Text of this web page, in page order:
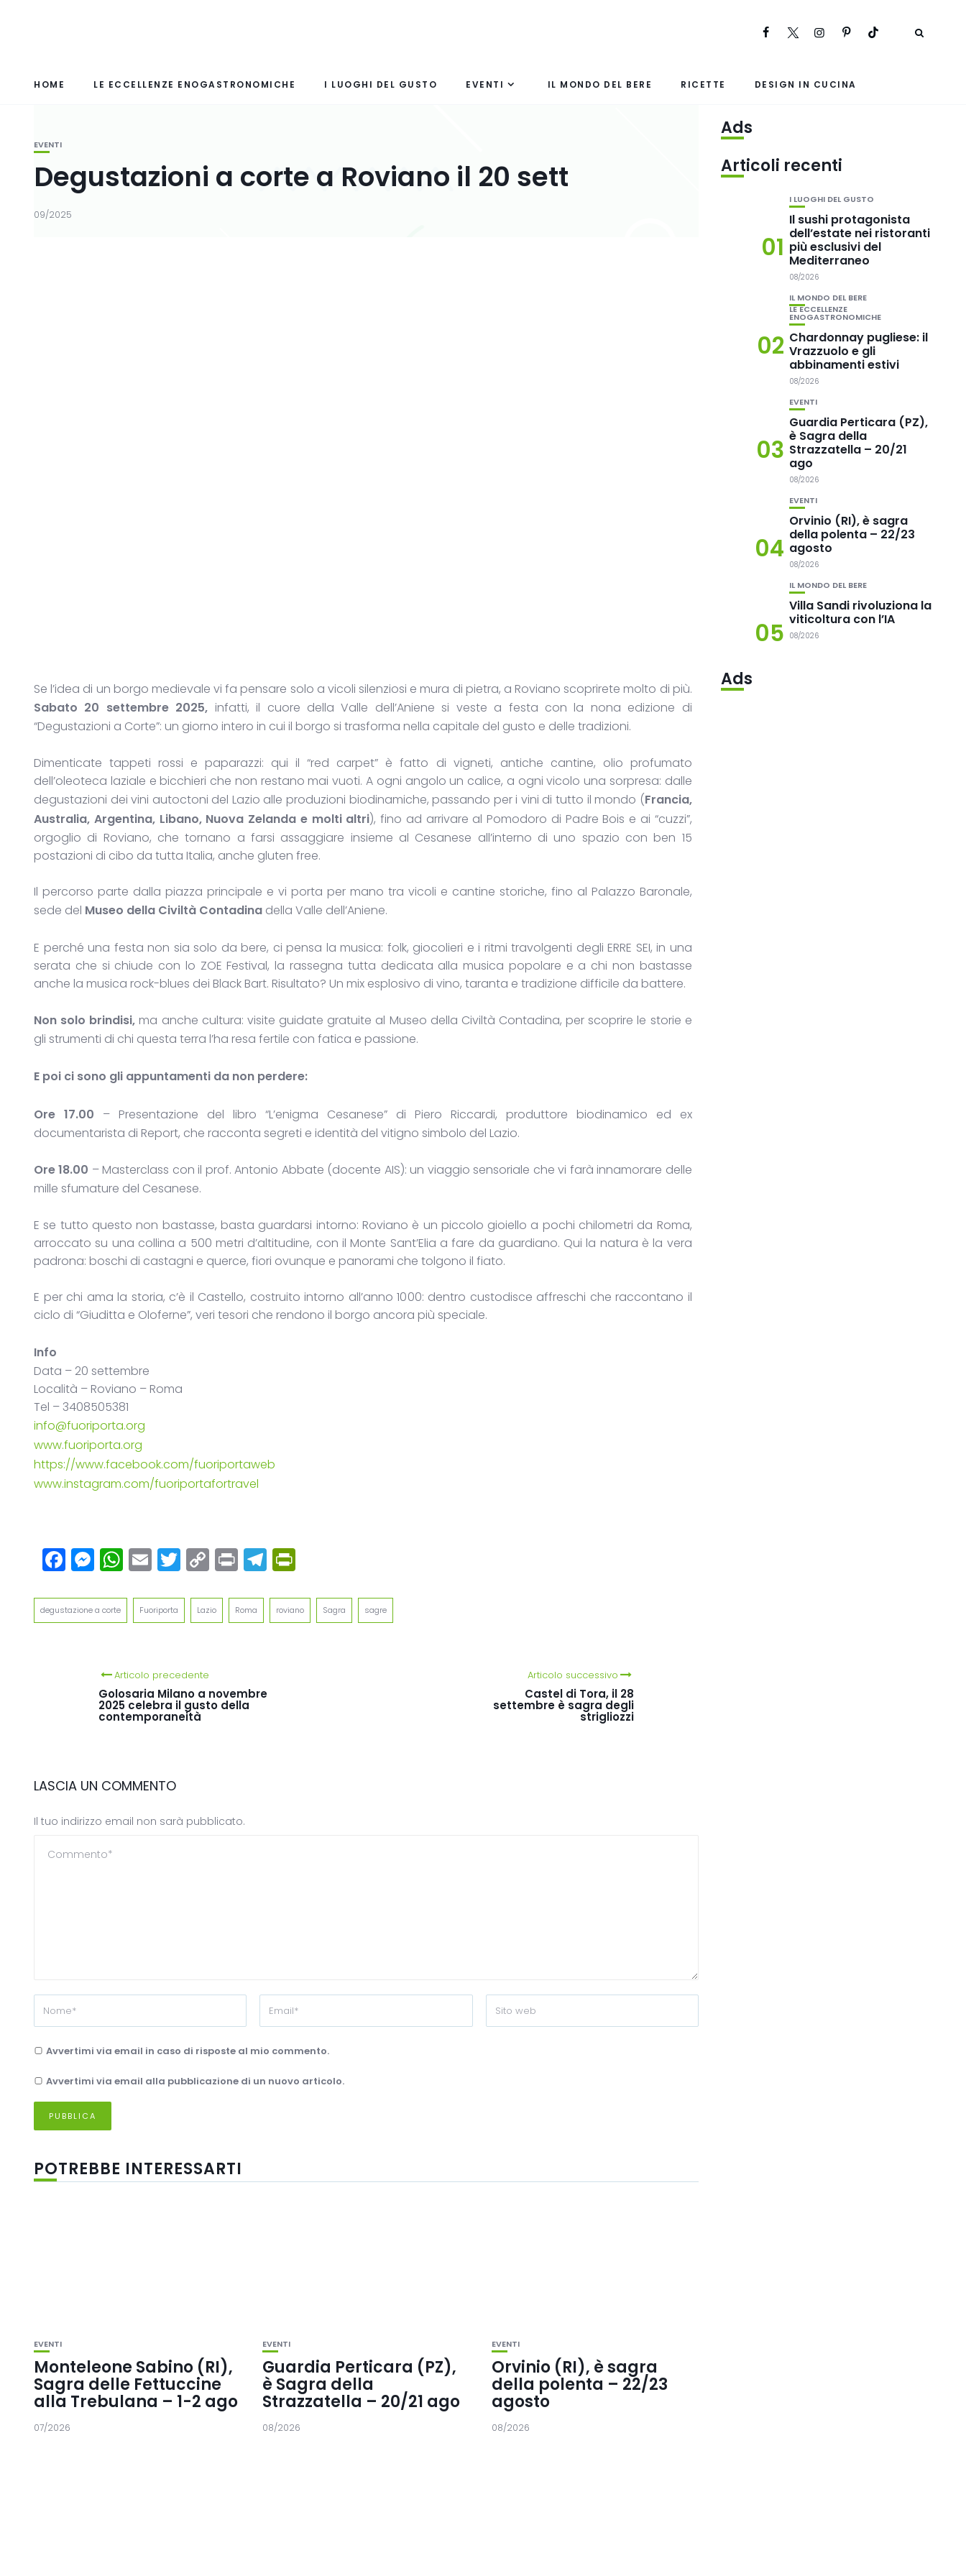
HOME LE ECCELLENZE ENOGASTRONOMICHE I LUOGHI DEL GUSTO EVENTI IL MONDO DEL BERE RICETTE DESIGN IN CUCINA
EVENTI
Degustazioni a corte a Roviano il 20 sett
09/2025
Se l’idea di un borgo medievale vi fa pensare solo a vicoli silenziosi e mura di pietra, a Roviano scoprirete molto di più.
Sabato 20 settembre 2025, infatti, il cuore della Valle dell’Aniene si veste a festa con la nona edizione di
“Degustazioni a Corte”: un giorno intero in cui il borgo si trasforma nella capitale del gusto e delle tradizioni.
Dimenticate tappeti rossi e paparazzi: qui il “red carpet” è fatto di vigneti, antiche cantine, olio profumato
dell’oleoteca laziale e bicchieri che non restano mai vuoti. A ogni angolo un calice, a ogni vicolo una sorpresa: dalle
degustazioni dei vini autoctoni del Lazio alle produzioni biodinamiche, passando per i vini di tutto il mondo (Francia,
Australia, Argentina, Libano, Nuova Zelanda e molti altri), fino ad arrivare al Pomodoro di Padre Bois e ai “cuzzi”,
orgoglio di Roviano, che tornano a farsi assaggiare insieme al Cesanese all’interno di uno spazio con ben 15
postazioni di cibo da tutta Italia, anche gluten free.
Il percorso parte dalla piazza principale e vi porta per mano tra vicoli e cantine storiche, fino al Palazzo Baronale,
sede del Museo della Civiltà Contadina della Valle dell’Aniene.
E perché una festa non sia solo da bere, ci pensa la musica: folk, giocolieri e i ritmi travolgenti degli ERRE SEI, in una
serata che si chiude con lo ZOE Festival, la rassegna tutta dedicata alla musica popolare e a chi non bastasse
anche la musica rock-blues dei Black Bart. Risultato? Un mix esplosivo di vino, taranta e tradizione difficile da battere.
Non solo brindisi, ma anche cultura: visite guidate gratuite al Museo della Civiltà Contadina, per scoprire le storie e
gli strumenti di chi questa terra l’ha resa fertile con fatica e passione.
E poi ci sono gli appuntamenti da non perdere:
Ore 17.00 – Presentazione del libro “L’enigma Cesanese” di Piero Riccardi, produttore biodinamico ed ex
documentarista di Report, che racconta segreti e identità del vitigno simbolo del Lazio.
Ore 18.00 – Masterclass con il prof. Antonio Abbate (docente AIS): un viaggio sensoriale che vi farà innamorare delle
mille sfumature del Cesanese.
E se tutto questo non bastasse, basta guardarsi intorno: Roviano è un piccolo gioiello a pochi chilometri da Roma,
arroccato su una collina a 500 metri d’altitudine, con il Monte Sant’Elia a fare da guardiano. Qui la natura è la vera
padrona: boschi di castagni e querce, fiori ovunque e panorami che tolgono il fiato.
E per chi ama la storia, c’è il Castello, costruito intorno all’anno 1000: dentro custodisce affreschi che raccontano il
ciclo di “Giuditta e Oloferne”, veri tesori che rendono il borgo ancora più speciale.
Info
Data – 20 settembre
Località – Roviano – Roma
Tel – 3408505381
info@fuoriporta.org
www.fuoriporta.org
https://www.facebook.com/fuoriportaweb
www.instagram.com/fuoriportafortravel
Facebook
Messenger
WhatsApp
EmailTwitter
CopyPrintTelegram
degustazione a corte Fuoriporta Lazio Roma roviano Sagra sagre
Articolo precedente
Golosaria Milano a novembre
2025 celebra il gusto della
contemporaneità
Articolo successivo
Castel di Tora, il 28
settembre è sagra degli
strigliozzi
LASCIA UN COMMENTO
Il tuo indirizzo email non sarà pubblicato.
Avvertimi via email in caso di risposte al mio commento.
Avvertimi via email alla pubblicazione di un nuovo articolo.
POTREBBE INTERESSARTI
EVENTI
Monteleone Sabino (RI),
Sagra delle Fettuccine
alla Trebulana – 1-2 ago
07/2026
EVENTI
Guardia Perticara (PZ),
è Sagra della
Strazzatella – 20/21 ago
08/2026
EVENTI
Orvinio (RI), è sagra
della polenta – 22/23
agosto
08/2026
Ads
Articoli recenti
01
I LUOGHI DEL GUSTO
Il sushi protagonista
dell’estate nei ristoranti
più esclusivi del
Mediterraneo
08/2026
02
IL MONDO DEL BERE
LE ECCELLENZE
ENOGASTRONOMICHE
Chardonnay pugliese: il
Vrazzuolo e gli
abbinamenti estivi
08/2026
03
EVENTI
Guardia Perticara (PZ),
è Sagra della
Strazzatella – 20/21
ago
08/2026
04
EVENTI
Orvinio (RI), è sagra
della polenta – 22/23
agosto
08/2026
05
IL MONDO DEL BERE
Villa Sandi rivoluziona la
viticoltura con l’IA
08/2026
Ads